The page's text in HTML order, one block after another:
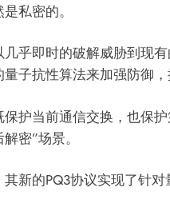
私密的。
乎即时的破解威胁到现
量子抗性算法来加强防御
保护当前通信交换，也保
密”场景。
新的PQ3协议实现了针